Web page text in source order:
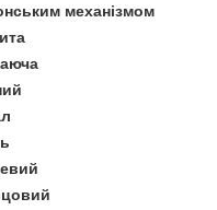
механізмом